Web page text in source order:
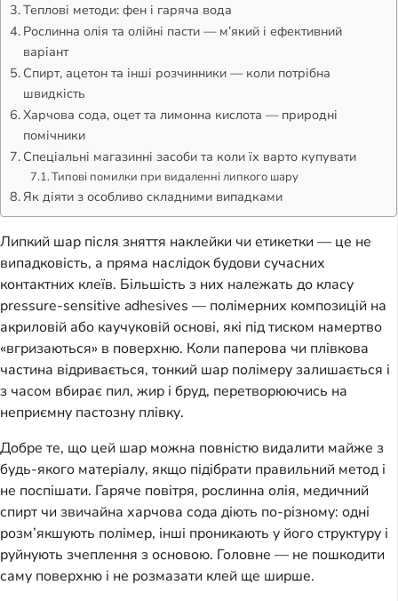
Теплові методи: фен і гаряча вода
Рослинна олія та олійні пасти — м’який і ефективний
варіант
Спирт, ацетон та інші розчинники — коли потрібна
швидкість
Харчова сода, оцет та лимонна кислота — природні
помічники
Спеціальні магазинні засоби та коли їх варто купувати
Типові помилки при видаленні липкого шару
Як діяти з особливо складними випадками
Липкий шар після зняття наклейки чи етикетки — це не
випадковість, а пряма наслідок будови сучасних
контактних клеїв. Більшість з них належать до класу
pressure-sensitive adhesives — полімерних композицій на
акриловій або каучуковій основі, які під тиском намертво
«вгризаються» в поверхню. Коли паперова чи плівкова
частина відривається, тонкий шар полімеру залишається і
з часом вбирає пил, жир і бруд, перетворюючись на
неприємну пастозну плівку.
Добре те, що цей шар можна повністю видалити майже з
будь-якого матеріалу, якщо підібрати правильний метод і
не поспішати. Гаряче повітря, рослинна олія, медичний
спирт чи звичайна харчова сода діють по-різному: одні
розм’якшують полімер, інші проникають у його структуру і
руйнують зчеплення з основою. Головне — не пошкодити
саму поверхню і не розмазати клей ще ширше.